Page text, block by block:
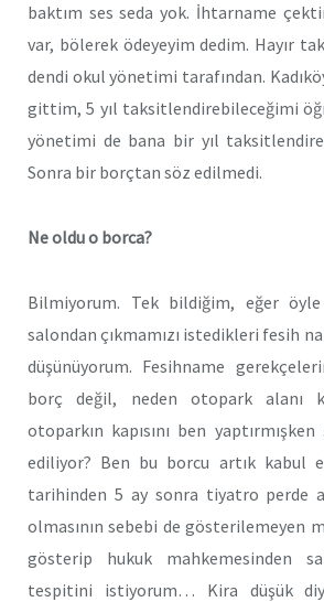
baktım ses seda yok. İhtarname
var, bölerek ödeyeyim dedim. Hayır
dendi okul yönetimi tarafından.
gittim, 5 yıl taksitlendirebileceğimi
yönetimi de bana bir yıl
Sonra bir borçtan söz edilmedi.
Ne oldu o borca?
Bilmiyorum. Tek bildiğim, eğer
salondan çıkmamızı istedikleri fesih
düşünüyorum. Fesihname
borç değil, neden otopark alanı
otoparkın kapısını ben
ediliyor? Ben bu borcu artık kabul
tarihinden 5 ay sonra tiyatro perde
olmasının sebebi de gösterilemeyen
gösterip hukuk mahkemesinden
tespitini istiyorum… Kira düşük